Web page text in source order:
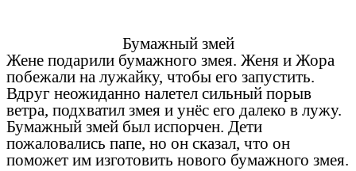
Бумажный змей
Жене подарили бумажного змея. Женя и Жора
побежали на лужайку, чтобы его запустить.
Вдруг неожиданно налетел сильный порыв
ветра, подхватил змея и унёс его далеко в лужу.
Бумажный змей был испорчен. Дети
пожаловались папе, но он сказал, что он
поможет им изготовить нового бумажного змея.